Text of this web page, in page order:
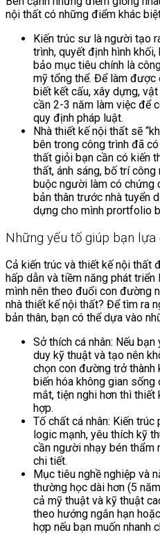
nội thất có những điểm khác
Kiến trúc sư là người tạo
trình, quyết định hình
bảo mục tiêu chính là
mỹ tổng thể. Để làm được
biết kết cấu, xây dựng,
cần 2-3 năm làm việc để
quy định pháp luật.
Nhà thiết kế nội thất sẽ
bên trong công trình đã
thất giỏi bạn cần có kiến
thất, ánh sáng, bố trí
buộc người làm có chứng
bản thân trước nhà tuyển
dựng cho mình prortfolio
Những yếu tố giúp bạn lựa
Cả kiến trúc và thiết kế nội thất
hấp dẫn và tiềm năng phát
mình nên theo đuổi con đường
nhà thiết kế nội thất? Để tìm ra
bản thân, bạn có thể dựa vào
Sở thích cá nhân: Nếu
duy kỹ thuật và tạo nên
chọn con đường trở thành
biến hóa không gian
mắt, tiện nghi hơn thì
hợp.
Tố chất cá nhân: Kiến
logic mạnh, yêu thích kỹ
cần người nhạy bén thẩm
chi tiết.
Mục tiêu nghề nghiệp và
thường học dài hơn (5
cả mỹ thuật và kỹ thuật
theo hướng ngắn hạn
hợp nếu bạn muốn nhanh